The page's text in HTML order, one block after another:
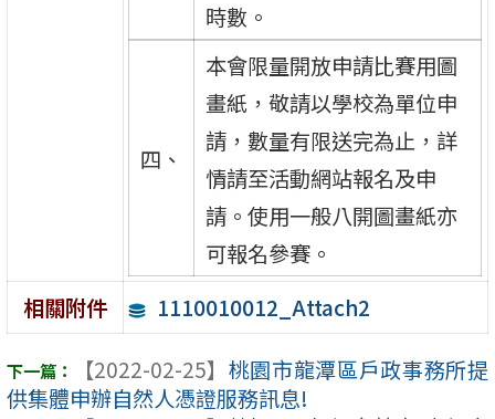
時數。
四、
本會限量開放申請比賽用圖
畫紙，敬請以學校為單位申
請，數量有限送完為止，詳
情請至活動網站報名及申
請。使用一般八開圖畫紙亦
可報名參賽。
相關附件
1110010012_Attach2
【2022-02-25】 桃園市龍潭區戶政事務所提
供集體申辦自然人憑證服務訊息!